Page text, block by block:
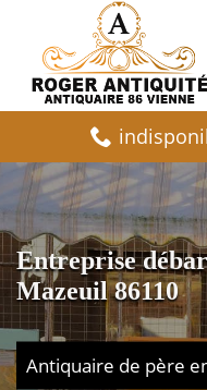
Entreprise
Mazeuil 86110
Antiquaire de père